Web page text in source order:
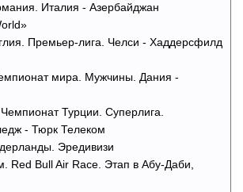
Италия - Азербайджан
Премьер-лига. Челси - Хаддерсфилд
мира. Мужчины. Дания -
Турции. Суперлига.
- Тюрк Телеком
Эредивизи
Red Bull Air Race. Этап в Абу-Даби,